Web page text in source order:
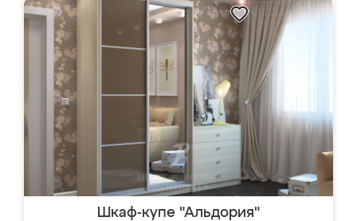
Шкаф-купе "Альдория"